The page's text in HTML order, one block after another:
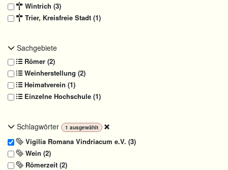
Wintrich (3)
Trier, Kreisfreie Stadt (1)
Sachgebiete
Römer (2)
Weinherstellung (2)
Heimatverein (1)
Einzelne Hochschule (1)
Schlagwörter 1 ausgewählt
Vigilia Romana Vindriacum e.V. (3)
Wein (2)
Römerzeit (2)